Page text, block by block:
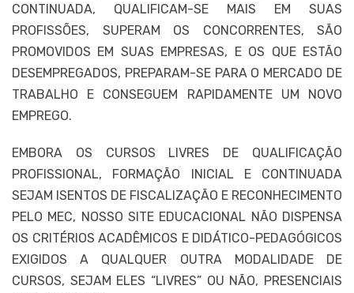
CONTINUADA, QUALIFICAM-SE MAIS EM SUAS
PROFISSÕES, SUPERAM OS CONCORRENTES, SÃO
PROMOVIDOS EM SUAS EMPRESAS, E OS QUE ESTÃO
DESEMPREGADOS, PREPARAM-SE PARA O MERCADO DE
TRABALHO E CONSEGUEM RAPIDAMENTE UM NOVO
EMPREGO.
EMBORA OS CURSOS LIVRES DE QUALIFICAÇÃO
PROFISSIONAL, FORMAÇÃO INICIAL E CONTINUADA
SEJAM ISENTOS DE FISCALIZAÇÃO E RECONHECIMENTO
PELO MEC, NOSSO SITE EDUCACIONAL NÃO DISPENSA
OS CRITÉRIOS ACADÊMICOS E DIDÁTICO-PEDAGÓGICOS
EXIGIDOS A QUALQUER OUTRA MODALIDADE DE
CURSOS, SEJAM ELES “LIVRES” OU NÃO, PRESENCIAIS